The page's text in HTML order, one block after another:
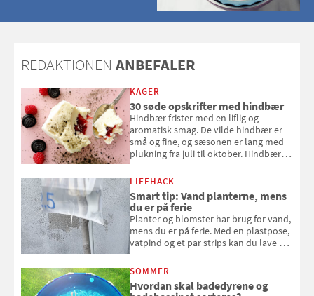
REDAKTIONEN ANBEFALER
KAGER
30 søde opskrifter med hindbær
Hindbær frister med en liflig og
aromatisk smag. De vilde hindbær er
små og fine, og sæsonen er lang med
plukning fra juli til oktober. Hindbær
kan bruge dine hindbær i alt fra
bagværk og salater til is og syltning.
LIFEHACK
Smart tip: Vand planterne, mens
du er på ferie
Planter og blomster har brug for vand,
mens du er på ferie. Med en plastpose,
vatpind og et par strips kan du lave dit
at bede naboen om at vande eller
SOMMER
Hvordan skal badedyrene og